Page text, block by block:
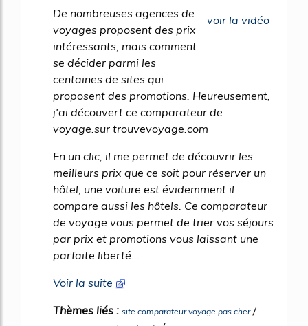
voir la vidéo
De nombreuses agences de
voyages proposent des prix
intéressants, mais comment
se décider parmi les
centaines de sites qui
proposent des promotions. Heureusement,
j'ai découvert ce comparateur de
voyage.sur trouvevoyage.com
En un clic, il me permet de découvrir les
meilleurs prix que ce soit pour réserver un
hôtel, une voiture est évidemment il
compare aussi les hôtels. Ce comparateur
de voyage vous permet de trier vos séjours
par prix et promotions vous laissant une
parfaite liberté...
Voir la suite
Thèmes liés : site comparateur voyage pas cher/